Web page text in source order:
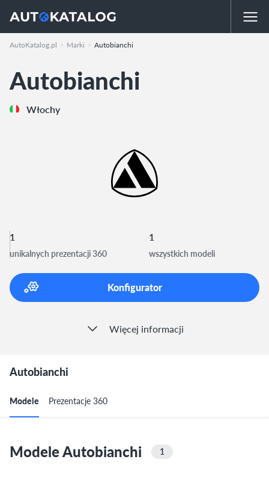
AutoKatalog.pl Marki Autobianchi
Autobianchi
Włochy
1
unikalnych prezentacji 360
1
wszystkich modeli
Konfigurator
Więcej informacji
Autobianchi
Modele Prezentacje 360
Modele Autobianchi 1